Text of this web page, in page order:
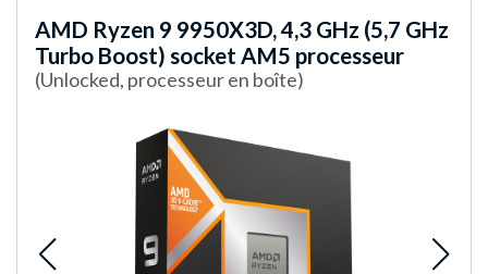
AMD Ryzen 9 9950X3D, 4,3 GHz (5,7 GHz
Turbo Boost) socket AM5 processeur
(Unlocked, processeur en boîte)